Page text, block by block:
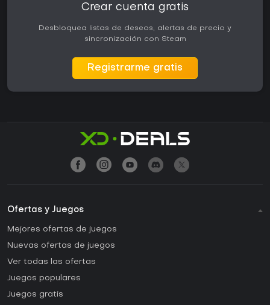
Crear cuenta gratis
Desbloquea listas de deseos, alertas de precio y
sincronización con Steam
Registrarme gratis
Ofertas y Juegos
Mejores ofertas de juegos
Nuevas ofertas de juegos
Ver todas las ofertas
Juegos populares
Juegos gratis